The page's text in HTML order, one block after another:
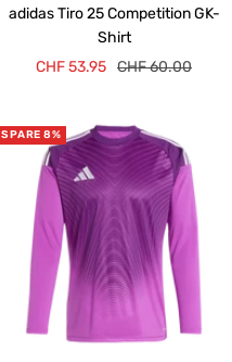
adidas Tiro 25 Competition GK-
Shirt
Angebotspreis
CHF 53.95 Regulärer
CHF 60.00
SPARE 8%